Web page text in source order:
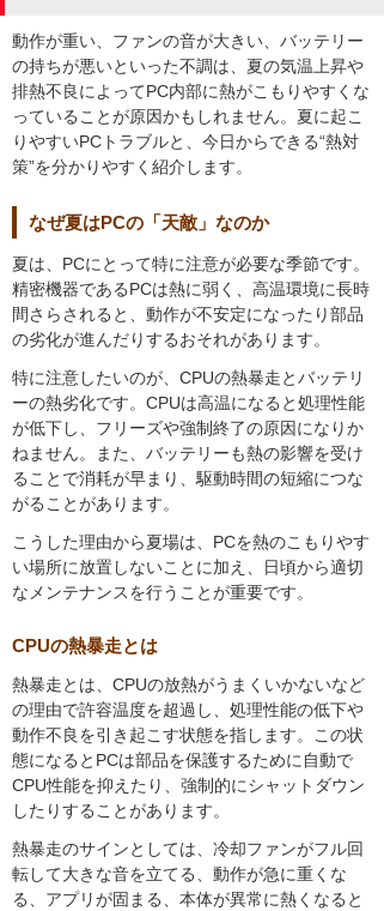
動作が重い、ファンの音が大きい、バッテリー
の持ちが悪いといった不調は、夏の気温上昇や
排熱不良によってPC内部に熱がこもりやすくな
っていることが原因かもしれません。夏に起こ
りやすいPCトラブルと、今日からできる“熱対
策”を分かりやすく紹介します。
なぜ夏はPCの「天敵」なのか
夏は、PCにとって特に注意が必要な季節です。
精密機器であるPCは熱に弱く、高温環境に長時
間さらされると、動作が不安定になったり部品
の劣化が進んだりするおそれがあります。
特に注意したいのが、CPUの熱暴走とバッテリ
ーの熱劣化です。CPUは高温になると処理性能
が低下し、フリーズや強制終了の原因になりか
ねません。また、バッテリーも熱の影響を受け
ることで消耗が早まり、駆動時間の短縮につな
がることがあります。
こうした理由から夏場は、PCを熱のこもりやす
い場所に放置しないことに加え、日頃から適切
なメンテナンスを行うことが重要です。
CPUの熱暴走とは
熱暴走とは、CPUの放熱がうまくいかないなど
の理由で許容温度を超過し、処理性能の低下や
動作不良を引き起こす状態を指します。この状
態になるとPCは部品を保護するために自動で
CPU性能を抑えたり、強制的にシャットダウン
したりすることがあります。
熱暴走のサインとしては、冷却ファンがフル回
転して大きな音を立てる、動作が急に重くな
る、アプリが固まる、本体が異常に熱くなると